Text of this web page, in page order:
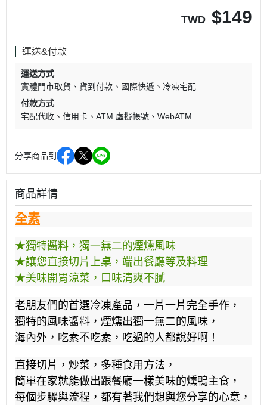
TWD $149
運送&付款
運送方式
實體門市取貨
貨到付款 國際快遞
冷凍宅配
付款方式
宅配代收
信用卡 ATM 虛擬帳號 WebATM
分享商品到
商品詳情
全素
★獨特醬料，獨一無二的煙燻風味
★讓您直接切片上桌，端出餐廳等及料理
★美味開胃涼菜，口味清爽不膩
老朋友們的首選冷凍產品，一片一片完全手作，
獨特的風味醬料，煙燻出獨一無二的風味，
海內外，吃素不吃素，吃過的人都說好啊！
直接切片，炒菜，多種食用方法，
簡單在家就能做出跟餐廳一樣美味的燻鴨主食，
每個步驟與流程，都有著我們想與您分享的心意，